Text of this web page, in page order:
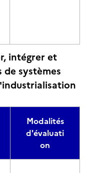
intégrer et
systèmes
Modalités
d'évaluati
on